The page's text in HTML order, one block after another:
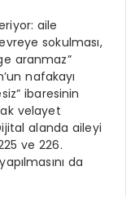
aile
sokulması,
aranmaz”
nafakayı
ibaresinin
velayet
alanda aileyi
ve 226.
da